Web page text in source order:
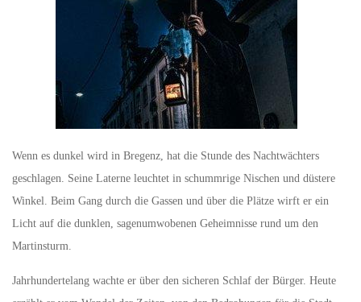
Wenn es dunkel wird in Bregenz, hat die Stunde des Nachtwächters
geschlagen. Seine Laterne leuchtet in schummrige Nischen und düstere
Winkel. Beim Gang durch die Gassen und über die Plätze wirft er ein
Licht auf die dunklen, sagenumwobenen Geheimnisse rund um den
Martinsturm.
Jahrhundertelang wachte er über den sicheren Schlaf der Bürger. Heute